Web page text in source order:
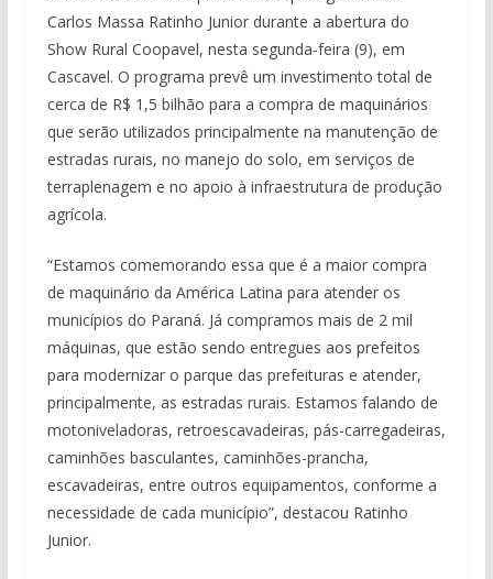
Carlos Massa Ratinho Junior durante a abertura do
Show Rural Coopavel, nesta segunda-feira (9), em
Cascavel. O programa prevê um investimento total de
cerca de R$ 1,5 bilhão para a compra de maquinários
que serão utilizados principalmente na manutenção de
estradas rurais, no manejo do solo, em serviços de
terraplenagem e no apoio à infraestrutura de produção
agrícola.
“Estamos comemorando essa que é a maior compra
de maquinário da América Latina para atender os
municípios do Paraná. Já compramos mais de 2 mil
máquinas, que estão sendo entregues aos prefeitos
para modernizar o parque das prefeituras e atender,
principalmente, as estradas rurais. Estamos falando de
motoniveladoras, retroescavadeiras, pás-carregadeiras,
caminhões basculantes, caminhões-prancha,
escavadeiras, entre outros equipamentos, conforme a
necessidade de cada município”, destacou Ratinho
Junior.